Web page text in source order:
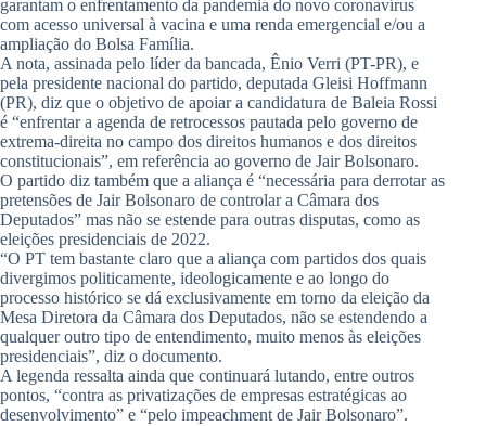
garantam o enfrentamento da pandemia do novo coronavírus
com acesso universal à vacina e uma renda emergencial e/ou a
ampliação do Bolsa Família.
A nota, assinada pelo líder da bancada, Ênio Verri (PT-PR), e
pela presidente nacional do partido, deputada Gleisi Hoffmann
(PR), diz que o objetivo de apoiar a candidatura de Baleia Rossi
é “enfrentar a agenda de retrocessos pautada pelo governo de
extrema-direita no campo dos direitos humanos e dos direitos
constitucionais”, em referência ao governo de Jair Bolsonaro.
O partido diz também que a aliança é “necessária para derrotar as
pretensões de Jair Bolsonaro de controlar a Câmara dos
Deputados” mas não se estende para outras disputas, como as
eleições presidenciais de 2022.
“O PT tem bastante claro que a aliança com partidos dos quais
divergimos politicamente, ideologicamente e ao longo do
processo histórico se dá exclusivamente em torno da eleição da
Mesa Diretora da Câmara dos Deputados, não se estendendo a
qualquer outro tipo de entendimento, muito menos às eleições
presidenciais”, diz o documento.
A legenda ressalta ainda que continuará lutando, entre outros
pontos, “contra as privatizações de empresas estratégicas ao
desenvolvimento” e “pelo impeachment de Jair Bolsonaro”.